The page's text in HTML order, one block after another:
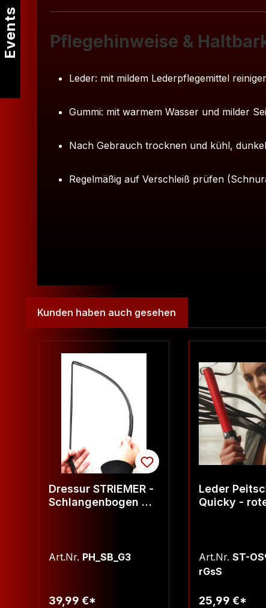
Pflegehinweise &
Leder: mit mildem Lederpflegemittel
Gummi: mit warmem Wasser und milder
Nach Gebrauch trocknen und kühl,
Regelmäßig auf Verschleiß prüfen
Kunden haben auch gesehen
Dressur STRIEMER -
Schlangenbogen mit
Art.Nr. PH_SB_G3
39,99 €*
Leder
Quicky - roter Griff,
Art.Nr. ST-
rGsS
25,99 €*
Events